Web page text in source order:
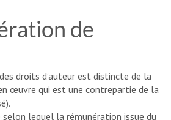
de
droits d’auteur est distincte de la
œuvre qui est une contrepartie de la
selon lequel la rémunération issue du